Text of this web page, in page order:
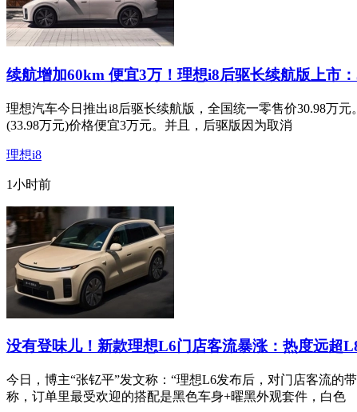
续航增加60km 便宜3万！理想i8后驱长续航版上市
理想汽车今日推出i8后驱长续航版，全国统一零售价30.98万
(33.98万元)价格便宜3万元。并且，后驱版因为取消
理想i8
1小时前
没有登味儿！新款理想L6门店客流暴涨：热度远超
今日，博主“张钇平”发文称：“理想L6发布后，对门店客流的
称，订单里最受欢迎的搭配是黑色车身+曜黑外观套件，白色